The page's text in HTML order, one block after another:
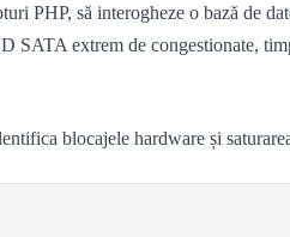
PHP, să interogheze o bază
SATA extrem de congestionate,
blocajele hardware și